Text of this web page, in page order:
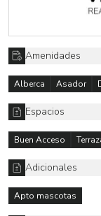
Amenidades
Alberca Asador
Espacios
Buen Acceso
Adicionales
Apto mascotas